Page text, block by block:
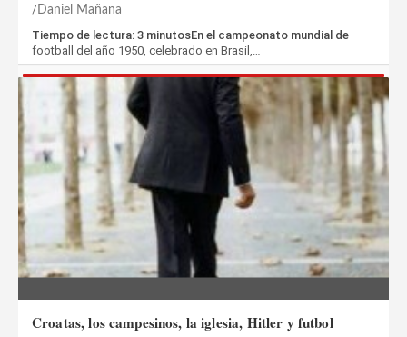
Daniel Mañana
Tiempo de lectura: 3 minutosEn el campeonato mundial de
football del año 1950, celebrado en Brasil,…
Croatas, los campesinos, la iglesia, Hitler y futbol